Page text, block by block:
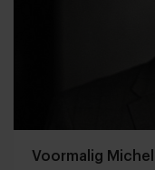
Voormalig